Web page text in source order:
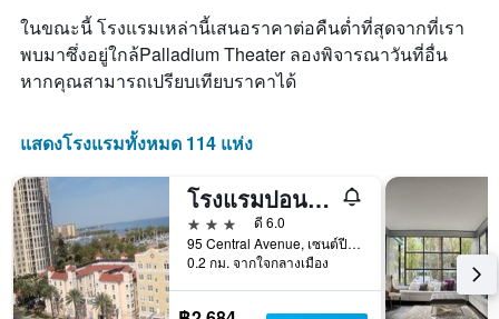
ในขณะนี้ โรงแรมเหล่านี้เสนอราคาต่อคืนต่ำที่สุดจากที่เรา
พบมาซึ่งอยู่ใกล้Palladium Theater ลองพิจารณาวันที่อื่น
หากคุณสามารถเปรียบเทียบราคาได้
แสดงโรงแรมทั้งหมด 114 แห่ง
โรงแรมปอนเซ เด เลออน
3 ดาว
ดี 6.0
95 Central Avenue, เซนต์ปีเตอร์สเบิร์ก, FL, สหรัฐอเมริกา
0.2 กม. จากใจกลางเมือง